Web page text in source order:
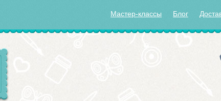
Мастер-классы Блог